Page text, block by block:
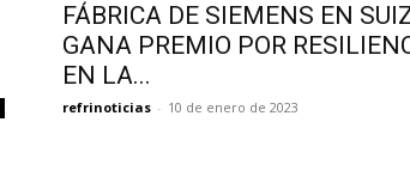
FÁBRICA DE SIEMENS EN
GANA PREMIO POR
EN LA...
refrinoticias - 10 de enero de 2023